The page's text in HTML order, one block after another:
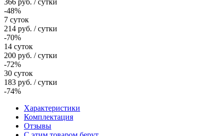
366 руб. / сутки
-48%
7 суток
214 руб. / сутки
-70%
14 суток
200 руб. / сутки
-72%
30 суток
183 руб. / сутки
-74%
Характеристики
Комплектация
Отзывы